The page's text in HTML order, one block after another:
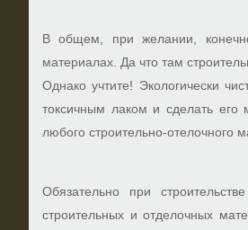
В общем, при желании,
материалах. Да что там
Однако учтите! Экологически
токсичным лаком и сделать его
любого строительно-отелочного
Обязательно при
строительных и отделочных